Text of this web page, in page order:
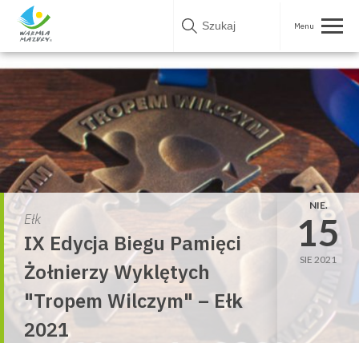
Skip
Ełk
IX Edycja Biegu Pamięci
Żołnierzy Wyklętych
"Tropem Wilczym" – Ełk
2021
NIE.
15
SIE 2021